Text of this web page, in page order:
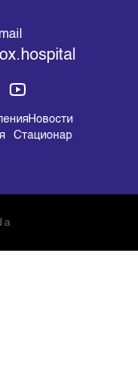
Новости
Стационар